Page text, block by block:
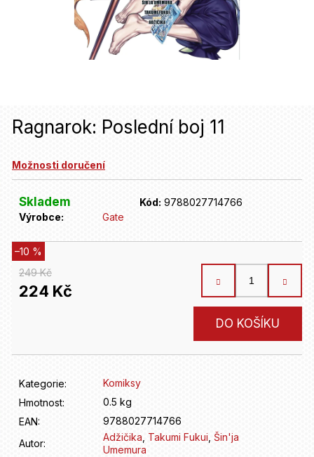
Ragnarok: Poslední boj 11
Možnosti doručení
Skladem Kód: 9788027714766
Výrobce:
Gate
249 Kč
–10 %
224 Kč
DO KOŠÍKU
Kategorie:
Komiksy
Hmotnost:
0.5 kg
EAN:
9788027714766
Autor:
Adžičika, Takumi Fukui, Šin'ja
Umemura
n
j
?
HLEDAT
r
u
č
u